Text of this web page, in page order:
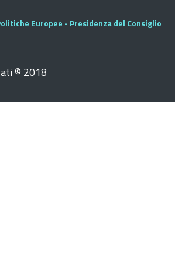
Europee - Presidenza del Consiglio
© 2018